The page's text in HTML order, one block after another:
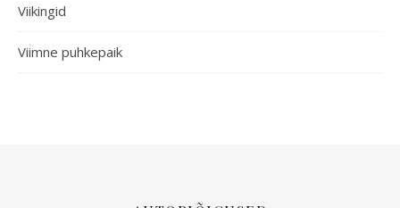
Viikingid
Viimne puhkepaik